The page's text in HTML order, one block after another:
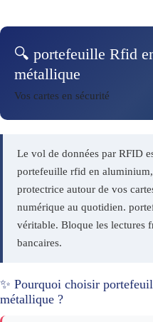
🔍 portefeuille Rfid
métallique
Vos cartes en sécurité
Le vol de données par RFID
portefeuille rfid en
protectrice autour de vos
numérique au quotidien.
véritable. Bloque les lectures
bancaires.
✨ Pourquoi choisir
métallique ?